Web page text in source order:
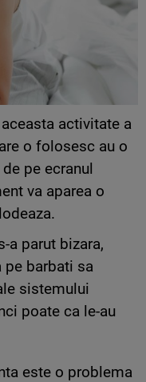
activitate a
o folosesc au o
pe ecranul
va aparea o
a parut bizara,
pe barbati sa
sistemului
poate ca le-au
este o problema